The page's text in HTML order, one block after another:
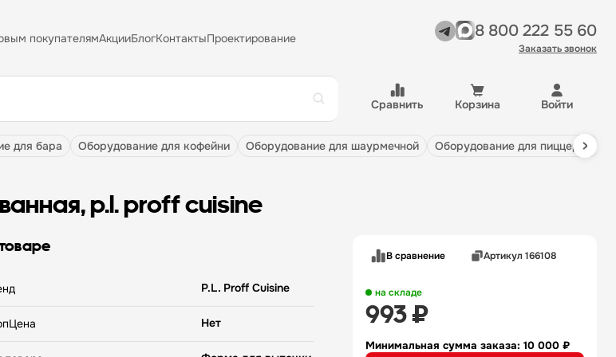
покупателямАкцииБлогКонтактыПроектирование 8 800 222 55 60
Заказать звонок
Сравнить Корзина Войти
для бара оборудование для кофейни оборудование для шаурмечной оборудование для пиццерии
p.l. proff cuisine
P.L. Proff Cuisine
Нет
В сравнение Артикул 166108
на складе
993 ₽
Минимальная сумма заказа: 10 000 ₽